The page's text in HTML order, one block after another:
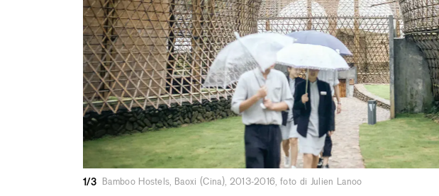
1/3 Bamboo Hostels, Baoxi (Cina), 2013-2016, foto di Julien Lanoo